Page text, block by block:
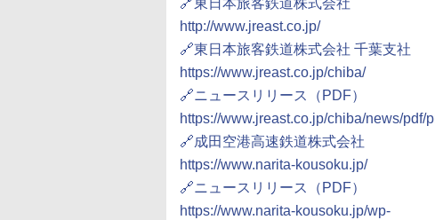
🔗東日本旅客鉄道株式会社
http://www.jreast.co.jp/
🔗東日本旅客鉄道株式会社 千葉支社
https://www.jreast.co.jp/chiba/
🔗ニュースリリース（PDF）
https://www.jreast.co.jp/chiba/news/pdf/
🔗成田空港高速鉄道株式会社
https://www.narita-kousoku.jp/
🔗ニュースリリース（PDF）
https://www.narita-kousoku.jp/wp-